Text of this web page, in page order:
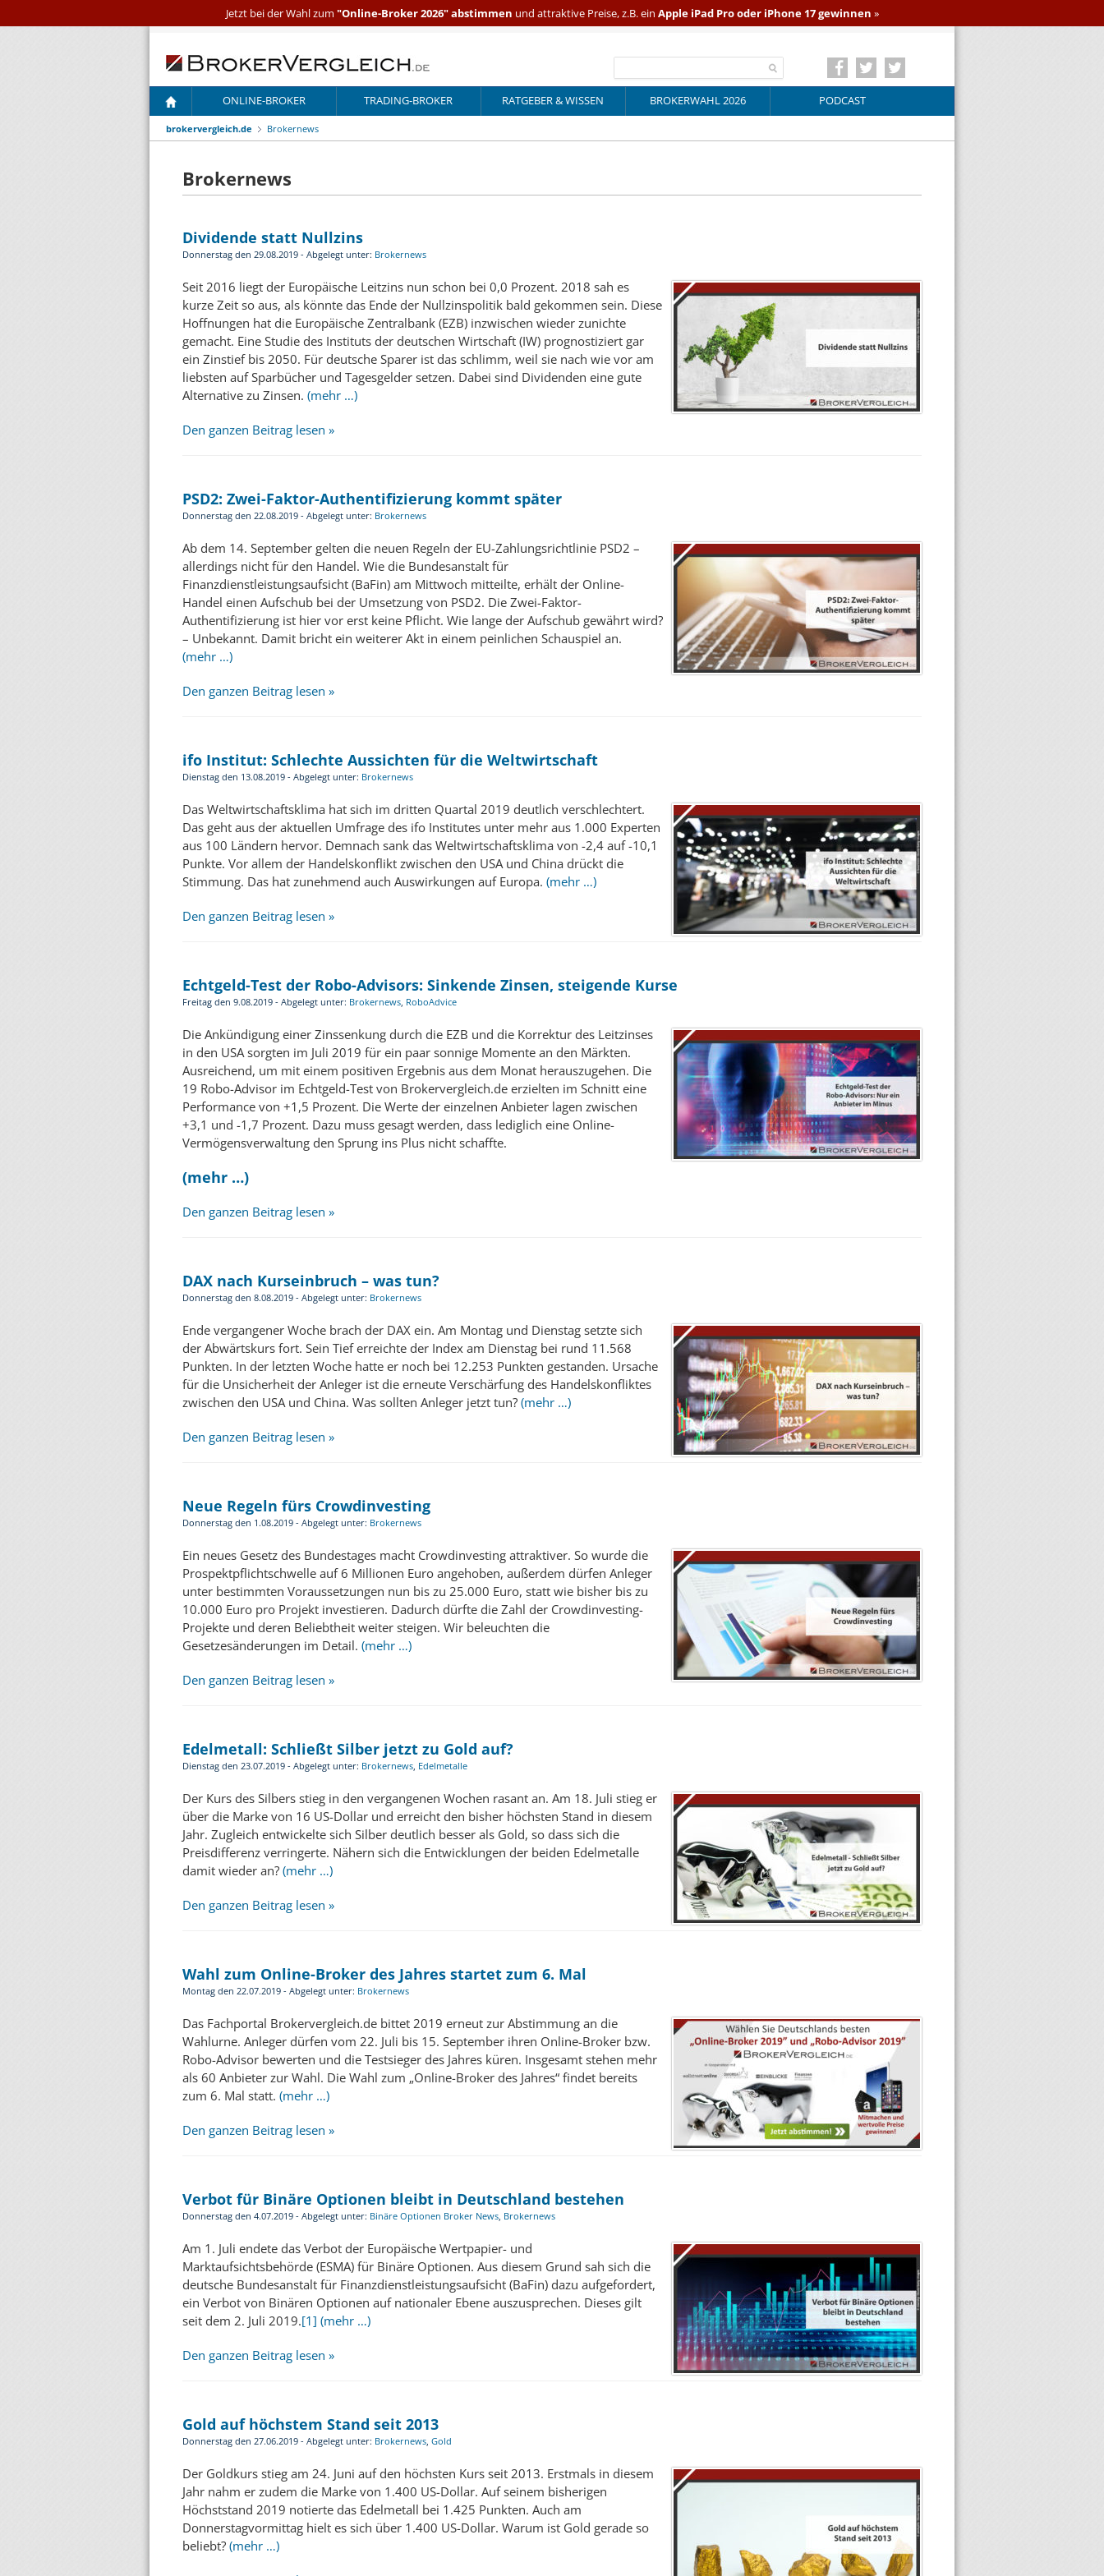
ONLINE-BROKER TRADING-BROKER RATGEBER & WISSEN BROKERWAHL 2026 PODCAST
brokervergleich.de Brokernews
Brokernews
Dividende statt Nullzins
Donnerstag den 29.08.2019 - Abgelegt unter: Brokernews
Seit 2016 liegt der Europäische Leitzins nun schon bei 0,0 Prozent. 2018 sah es
kurze Zeit so aus, als könnte das Ende der Nullzinspolitik bald gekommen sein. Diese
Hoffnungen hat die Europäische Zentralbank (EZB) inzwischen wieder zunichte
gemacht. Eine Studie des Instituts der deutschen Wirtschaft (IW) prognostiziert gar
ein Zinstief bis 2050. Für deutsche Sparer ist das schlimm, weil sie nach wie vor am
liebsten auf Sparbücher und Tagesgelder setzen. Dabei sind Dividenden eine gute
Alternative zu Zinsen. (mehr …)
Den ganzen Beitrag lesen »
PSD2: Zwei-Faktor-Authentifizierung kommt später
Donnerstag den 22.08.2019 - Abgelegt unter: Brokernews
Ab dem 14. September gelten die neuen Regeln der EU-Zahlungsrichtlinie PSD2 –
allerdings nicht für den Handel. Wie die Bundesanstalt für
Finanzdienstleistungsaufsicht (BaFin) am Mittwoch mitteilte, erhält der Online-
Handel einen Aufschub bei der Umsetzung von PSD2. Die Zwei-Faktor-
Authentifizierung ist hier vor erst keine Pflicht. Wie lange der Aufschub gewährt wird?
– Unbekannt. Damit bricht ein weiterer Akt in einem peinlichen Schauspiel an.
(mehr …)
Den ganzen Beitrag lesen »
ifo Institut: Schlechte Aussichten für die Weltwirtschaft
Dienstag den 13.08.2019 - Abgelegt unter: Brokernews
Das Weltwirtschaftsklima hat sich im dritten Quartal 2019 deutlich verschlechtert.
Das geht aus der aktuellen Umfrage des ifo Institutes unter mehr aus 1.000 Experten
aus 100 Ländern hervor. Demnach sank das Weltwirtschaftsklima von -2,4 auf -10,1
Punkte. Vor allem der Handelskonflikt zwischen den USA und China drückt die
Stimmung. Das hat zunehmend auch Auswirkungen auf Europa. (mehr …)
Den ganzen Beitrag lesen »
Echtgeld-Test der Robo-Advisors: Sinkende Zinsen, steigende Kurse
Freitag den 9.08.2019 - Abgelegt unter: Brokernews, RoboAdvice
Die Ankündigung einer Zinssenkung durch die EZB und die Korrektur des Leitzinses
in den USA sorgten im Juli 2019 für ein paar sonnige Momente an den Märkten.
Ausreichend, um mit einem positiven Ergebnis aus dem Monat herauszugehen. Die
19 Robo-Advisor im Echtgeld-Test von Brokervergleich.de erzielten im Schnitt eine
Performance von +1,5 Prozent. Die Werte der einzelnen Anbieter lagen zwischen
+3,1 und -1,7 Prozent. Dazu muss gesagt werden, dass lediglich eine Online-
Vermögensverwaltung den Sprung ins Plus nicht schaffte.
(mehr …)
Den ganzen Beitrag lesen »
DAX nach Kurseinbruch – was tun?
Donnerstag den 8.08.2019 - Abgelegt unter: Brokernews
Ende vergangener Woche brach der DAX ein. Am Montag und Dienstag setzte sich
der Abwärtskurs fort. Sein Tief erreichte der Index am Dienstag bei rund 11.568
Punkten. In der letzten Woche hatte er noch bei 12.253 Punkten gestanden. Ursache
für die Unsicherheit der Anleger ist die erneute Verschärfung des Handelskonfliktes
zwischen den USA und China. Was sollten Anleger jetzt tun? (mehr …)
Den ganzen Beitrag lesen »
Neue Regeln fürs Crowdinvesting
Donnerstag den 1.08.2019 - Abgelegt unter: Brokernews
Ein neues Gesetz des Bundestages macht Crowdinvesting attraktiver. So wurde die
Prospektpflichtschwelle auf 6 Millionen Euro angehoben, außerdem dürfen Anleger
unter bestimmten Voraussetzungen nun bis zu 25.000 Euro, statt wie bisher bis zu
10.000 Euro pro Projekt investieren. Dadurch dürfte die Zahl der Crowdinvesting-
Projekte und deren Beliebtheit weiter steigen. Wir beleuchten die
Gesetzesänderungen im Detail. (mehr …)
Den ganzen Beitrag lesen »
Edelmetall: Schließt Silber jetzt zu Gold auf?
Dienstag den 23.07.2019 - Abgelegt unter: Brokernews, Edelmetalle
Der Kurs des Silbers stieg in den vergangenen Wochen rasant an. Am 18. Juli stieg er
über die Marke von 16 US-Dollar und erreicht den bisher höchsten Stand in diesem
Jahr. Zugleich entwickelte sich Silber deutlich besser als Gold, so dass sich die
Preisdifferenz verringerte. Nähern sich die Entwicklungen der beiden Edelmetalle
damit wieder an? (mehr …)
Den ganzen Beitrag lesen »
Wahl zum Online-Broker des Jahres startet zum 6. Mal
Montag den 22.07.2019 - Abgelegt unter: Brokernews
Das Fachportal Brokervergleich.de bittet 2019 erneut zur Abstimmung an die
Wahlurne. Anleger dürfen vom 22. Juli bis 15. September ihren Online-Broker bzw.
Robo-Advisor bewerten und die Testsieger des Jahres küren. Insgesamt stehen mehr
als 60 Anbieter zur Wahl. Die Wahl zum „Online-Broker des Jahres“ findet bereits
zum 6. Mal statt. (mehr …)
Den ganzen Beitrag lesen »
Verbot für Binäre Optionen bleibt in Deutschland bestehen
Donnerstag den 4.07.2019 - Abgelegt unter: Binäre Optionen Broker News, Brokernews
Am 1. Juli endete das Verbot der Europäische Wertpapier- und
Marktaufsichtsbehörde (ESMA) für Binäre Optionen. Aus diesem Grund sah sich die
deutsche Bundesanstalt für Finanzdienstleistungsaufsicht (BaFin) dazu aufgefordert,
ein Verbot von Binären Optionen auf nationaler Ebene auszusprechen. Dieses gilt
seit dem 2. Juli 2019.[1] (mehr …)
Den ganzen Beitrag lesen »
Gold auf höchstem Stand seit 2013
Donnerstag den 27.06.2019 - Abgelegt unter: Brokernews, Gold
Der Goldkurs stieg am 24. Juni auf den höchsten Kurs seit 2013. Erstmals in diesem
Jahr nahm er zudem die Marke von 1.400 US-Dollar. Auf seinem bisherigen
Höchststand 2019 notierte das Edelmetall bei 1.425 Punkten. Auch am
Donnerstagvormittag hielt es sich über 1.400 US-Dollar. Warum ist Gold gerade so
beliebt? (mehr …)
Jetzt bei der Wahl zum "Online-Broker 2026" abstimmen und attraktive Preise, z.B. ein Apple iPad Pro oder iPhone 17 gewinnen »